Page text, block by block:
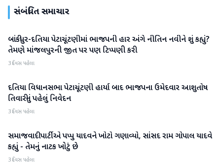
સંબંધિત સમાચાર
રાજકારણ
બાંકીપુર-દતિયા પેટાચૂંટણીમાં ભાજપની હાર અંગે નીતિન નવીને શું કહ્યું?
તેમણે માંજલપુરની જીત પર પણ ટિપ્પણી કરી
3 દિવસ પહેલા
રાજકારણ
દતિયા વિધાનસભા પેટાચૂંટણી હાર્યા બાદ ભાજપના ઉમેદવાર આશુતોષ
તિવારીનું પહેલું નિવેદન
3 દિવસ પહેલા
રાજકારણ
સમાજવાદી પાર્ટીએ પપ્પુ યાદવને ખોટો ગણાવ્યો, સાંસદ રામ ગોપાલ યાદવે
કહ્યું - તેમનું નાટક ખોટું છે
3 દિવસ પહેલા